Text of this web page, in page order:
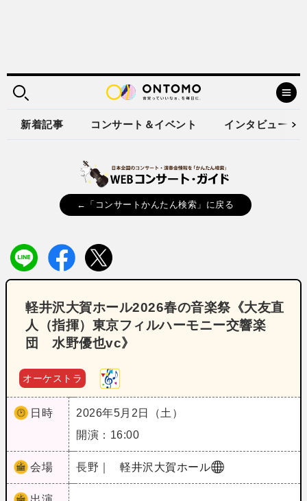
新着記事 コンサート＆イベント インタビュー
←「コンサートかんたん検索」に戻る
軽井沢大賀ホール2026春の音楽祭《大友直
人（指揮）東京フィルハーモニー交響楽
団 水野優也vc》
オーケストラ
日時
2026年5月2日（土）
開演：16:00
会場 長野｜ 軽井沢大賀ホール